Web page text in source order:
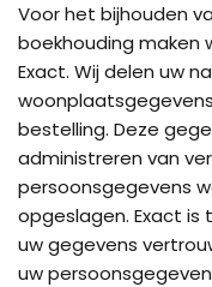
Voor het bijhouden
boekhouding maken
Exact. Wij delen uw
bestelling. Deze
administreren van
persoonsgegevens
opgeslagen. Exact
uw gegevens
uw